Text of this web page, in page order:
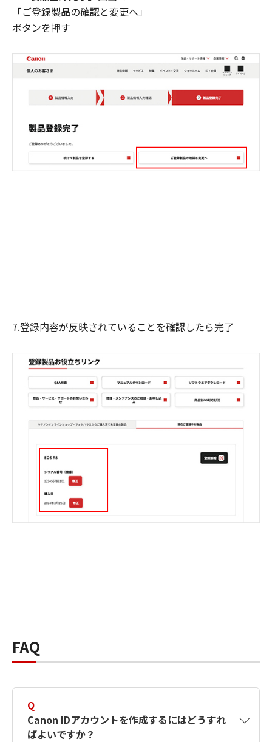
「ご登録製品の確認と変更へ」
ボタンを押す
7.登録内容が反映されていることを確認したら完了
FAQ
Q
Canon IDアカウントを作成するにはどうすれ
ばよいですか？